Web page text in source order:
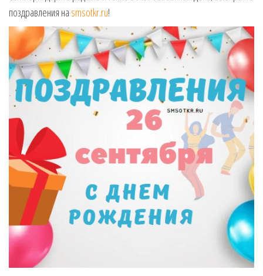
поздравления на smsotkr.ru!